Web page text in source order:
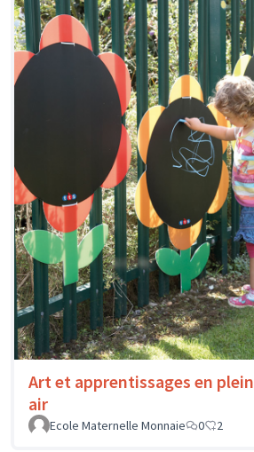
Art et apprentissages en plein
air
Ecole Maternelle Monnaie
0 2